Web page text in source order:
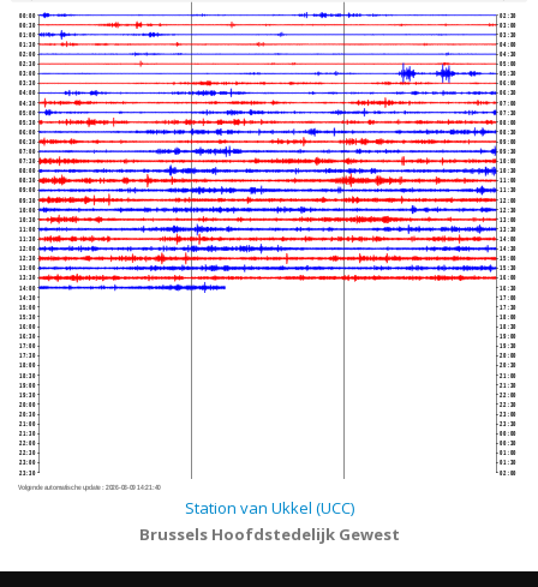
00:00
00:30
01:00
01:30
02:00
02:30
03:00
03:30
04:00
04:30
05:00
05:30
06:00
06:30
07:00
07:30
08:00
08:30
09:00
09:30
10:00
10:30
11:00
11:30
12:00
12:30
13:00
13:30
14:00
14:30
15:00
15:30
16:00
16:30
17:00
17:30
18:00
18:30
19:00
19:30
20:00
20:30
21:00
21:30
22:00
22:30
23:00
23:30
02:30
03:00
03:30
04:00
04:30
05:00
05:30
06:00
06:30
07:00
07:30
08:00
08:30
09:00
09:30
10:00
10:30
11:00
11:30
12:00
12:30
13:00
13:30
14:00
14:30
15:00
15:30
16:00
16:30
17:00
17:30
18:00
18:30
19:00
19:30
20:00
20:30
21:00
21:30
22:00
22:30
23:00
23:30
00:00
00:30
01:00
01:30
02:00
Volgende automatische update : 2026-08-09 14:21:40
Station van Ukkel (UCC)
Brussels Hoofdstedelijk Gewest